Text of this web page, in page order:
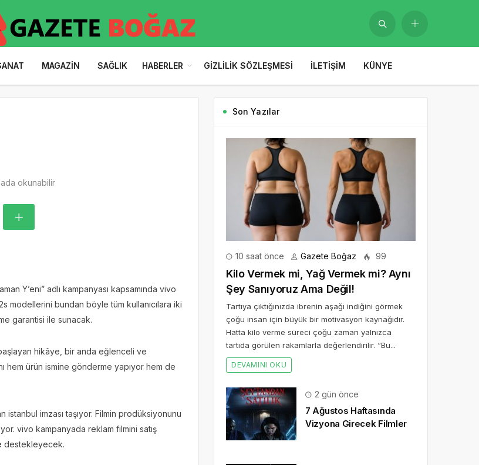
MAGAZIN SAĞLIK HABERLER GIZLILIK SÖZLEŞMESI İLETIŞIM KÜNYE
okunabilir
Y’eni” adlı kampanyası kapsamında vivo
modellerini bundan böyle tüm kullanıcılara iki
garantisi ile sunacak.
hikâye, bir anda eğlenceli ve
hem ürün ismine gönderme yapıyor hem de
istanbul imzası taşıyor. Filmin prodüksiyonunu
vivo kampanyada reklam filmini satış
destekleyecek.
Son Yazılar
10 saat önce Gazete Boğaz 99
Kilo Vermek mi, Yağ Vermek mi? Aynı
Şey Sanıyoruz Ama Değil!
Tartıya çıktığınızda ibrenin aşağı indiğini görmek
çoğu insan için büyük bir motivasyon kaynağıdır.
Hatta kilo verme süreci çoğu zaman yalnızca
tartıda görülen rakamlarla değerlendirilir. “Bu...
DEVAMINI OKU
2 gün önce
7 Ağustos Haftasında
Vizyona Girecek Filmler